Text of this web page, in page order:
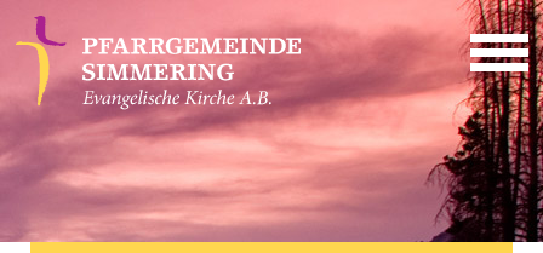
Direkt zum Inhalt